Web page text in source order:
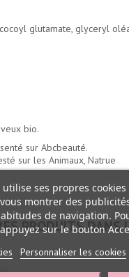
glutamate, glyceryl
bio.
sur Abcbeauté.
sur les Animaux, Natrue
PRODUITS DANS
ses propres
montrer des
de navigation.
sur le bouton
Personnaliser les cookies